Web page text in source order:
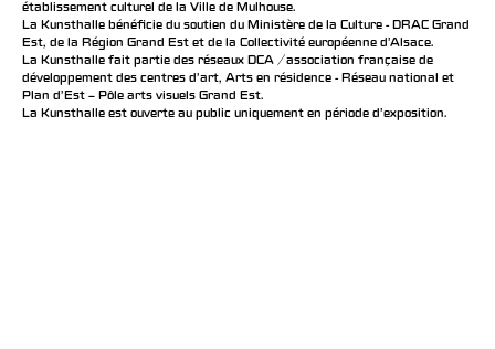
établissement culturel de la Ville de Mulhouse.
La Kunsthalle bénéficie du soutien du Ministère de la Culture - DRAC Grand
Est, de la Région Grand Est et de la Collectivité européenne d’Alsace.
La Kunsthalle fait partie des réseaux DCA / association française de
développement des centres d'art, Arts en résidence - Réseau national et
Plan d’Est – Pôle arts visuels Grand Est.
La Kunsthalle est ouverte au public uniquement en période d'exposition.